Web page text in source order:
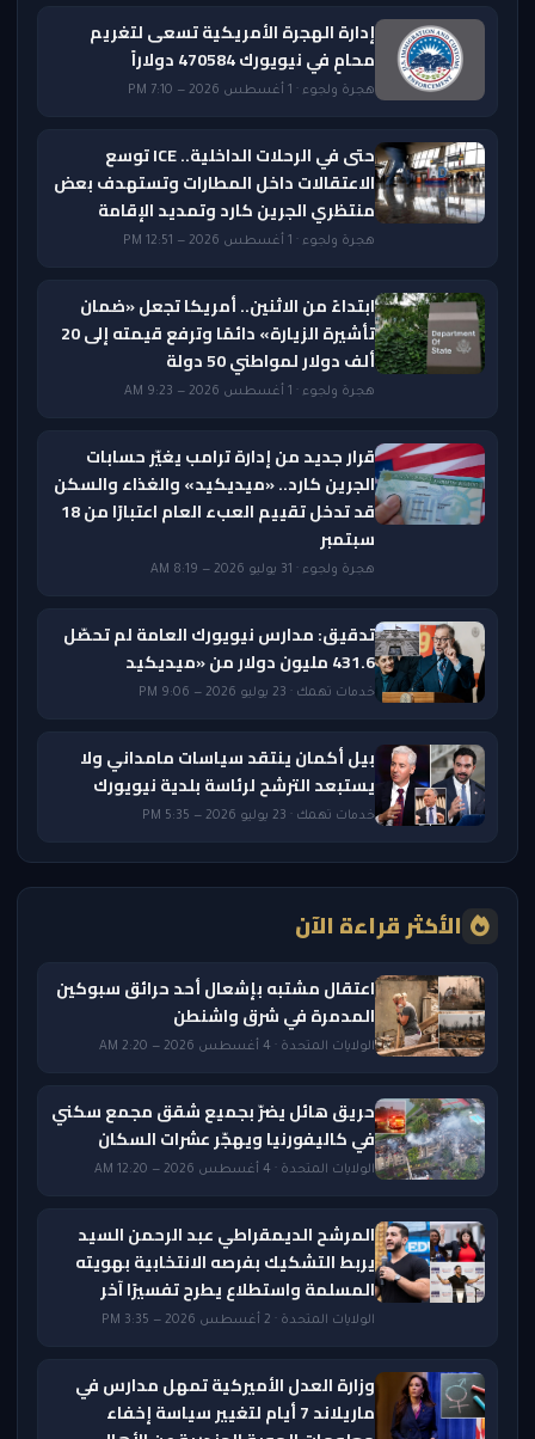
إدارة الهجرة الأمريكية تسعى لتغريم
محامٍ في نيويورك 470584 دولاراً
هجرة ولجوء · 1 أغسطس 2026 — 7:10 PM
حتى في الرحلات الداخلية.. ICE توسع
الاعتقالات داخل المطارات وتستهدف بعض
منتظري الجرين كارد وتمديد الإقامة
هجرة ولجوء · 1 أغسطس 2026 — 12:51 PM
ابتداءً من الاثنين.. أمريكا تجعل «ضمان
تأشيرة الزيارة» دائمًا وترفع قيمته إلى 20
ألف دولار لمواطني 50 دولة
هجرة ولجوء · 1 أغسطس 2026 — 9:23 AM
قرار جديد من إدارة ترامب يغيّر حسابات
الجرين كارد.. «ميديكيد» والغذاء والسكن
قد تدخل تقييم العبء العام اعتبارًا من 18
سبتمبر
هجرة ولجوء · 31 يوليو 2026 — 8:19 AM
تدقيق: مدارس نيويورك العامة لم تحصّل
431.6 مليون دولار من «ميديكيد
خدمات تهمك · 23 يوليو 2026 — 9:06 PM
بيل أكمان ينتقد سياسات مامداني ولا
يستبعد الترشح لرئاسة بلدية نيويورك
خدمات تهمك · 23 يوليو 2026 — 5:35 PM
الأكثر قراءة الآن
اعتقال مشتبه بإشعال أحد حرائق سبوكين
المدمرة في شرق واشنطن
الولايات المتحدة · 4 أغسطس 2026 — 2:20 AM
حريق هائل يضرّ بجميع شقق مجمع سكني
في كاليفورنيا ويهجّر عشرات السكان
الولايات المتحدة · 4 أغسطس 2026 — 12:20 AM
المرشح الديمقراطي عبد الرحمن السيد
يربط التشكيك بفرصه الانتخابية بهويته
المسلمة واستطلاع يطرح تفسيرًا آخر
الولايات المتحدة · 2 أغسطس 2026 — 3:35 PM
وزارة العدل الأميركية تمهل مدارس في
ماريلاند 7 أيام لتغيير سياسة إخفاء